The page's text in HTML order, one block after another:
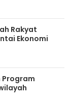
Rakyat
Ekonomi
Program